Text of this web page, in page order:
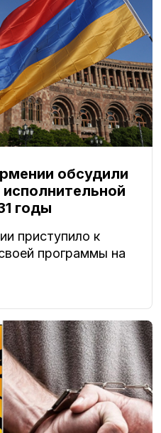
обсудили
годы
приступило к
программы на